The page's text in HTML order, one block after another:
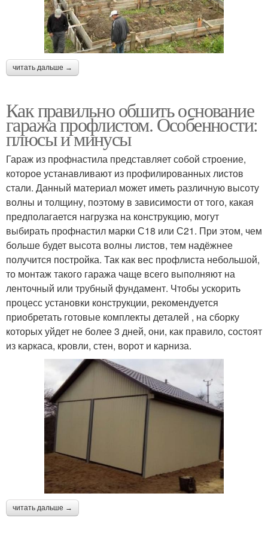
читать дальше →
Как правильно обшить основание
гаража профлистом. Особенности:
плюсы и минусы
Гараж из профнастила представляет собой строение,
которое устанавливают из профилированных листов
стали. Данный материал может иметь различную высоту
волны и толщину, поэтому в зависимости от того, какая
предполагается нагрузка на конструкцию, могут
выбирать профнастил марки С18 или С21. При этом, чем
больше будет высота волны листов, тем надёжнее
получится постройка. Так как вес профлиста небольшой,
то монтаж такого гаража чаще всего выполняют на
ленточный или трубный фундамент. Чтобы ускорить
процесс установки конструкции, рекомендуется
приобретать готовые комплекты деталей , на сборку
которых уйдет не более 3 дней, они, как правило, состоят
из каркаса, кровли, стен, ворот и карниза.
читать дальше →